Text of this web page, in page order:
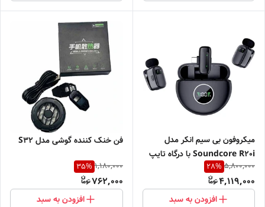
میکروفون بی سیم انکر مدل
Soundcore R20i با درگاه تایپ
سی
5,800,000
28%
4,119,000
افزودن به سبد
فن خنک کننده گوشی مدل S32
1,180,000
35%
762,000
افزودن به سبد